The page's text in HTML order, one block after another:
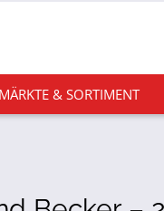
MÄRKTE & SORTIMENT